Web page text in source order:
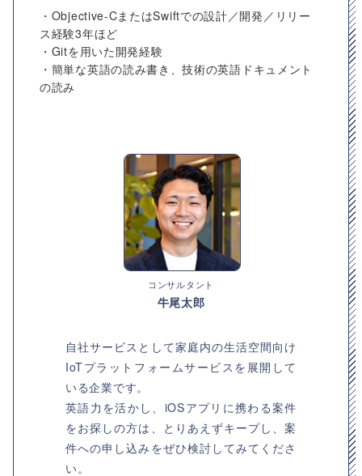
・Objective-CまたはSwiftでの設計／開発／リリー
ス経験3年ほど
・Gitを用いた開発経験
・簡単な英語の読み書き、技術の英語ドキュメント
の読み
コンサルタント
牛尾太郎
自社サービスとして家庭内の生活空間向け
IoTプラットフォームサービスを展開して
いる企業です。
英語力を活かし、iOSアプリに携わる案件
をお探しの方は、とりあえずキープし、案
件への申し込みをぜひ検討してみてくださ
い。